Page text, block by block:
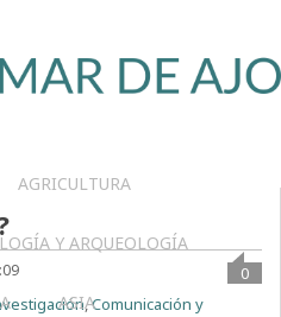
AGRICULTURA
Y ARQUEOLOGÍA
ASIA
0
,Comunicación y